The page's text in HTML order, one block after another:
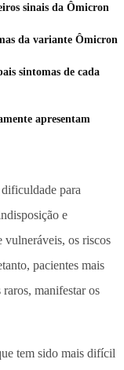
sinais da Ômicron
da variante Ômicron
sintomas de cada
apresentam
dificuldade para
e
vulneráveis, os riscos
pacientes mais
manifestar os
tem sido mais difícil